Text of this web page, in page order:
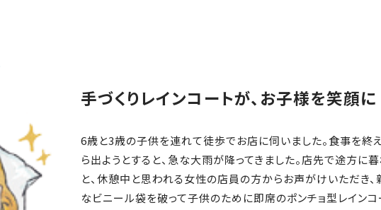
手づくりレインコートが、お子様を笑顔に
6歳と3歳の子供を連れて徒歩でお店に伺いました。食事を終
ら出ようとすると、急な大雨が降ってきました。店先で途方に
と、休憩中と思われる女性の店員の方からお声がけいただき、
なビニール袋を破って子供のために即席のポンチョ型レインコ